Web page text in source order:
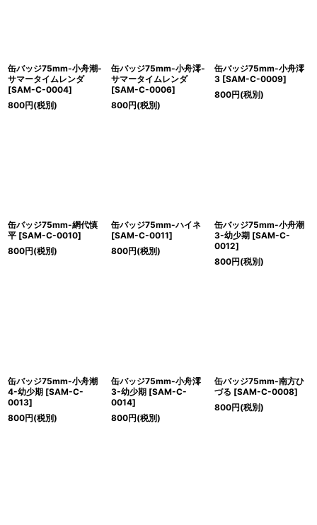
缶バッジ75mm-小舟潮-
サマータイムレンダ
[SAM-C-0004]
800円(税別)
缶バッジ75mm-小舟澪-
サマータイムレンダ
[SAM-C-0006]
800円(税別)
缶バッジ75mm-小舟澪
3 [SAM-C-0009]
800円(税別)
缶バッジ75mm-網代慎
平 [SAM-C-0010]
800円(税別)
缶バッジ75mm-ハイネ
[SAM-C-0011]
800円(税別)
缶バッジ75mm-小舟潮
3-幼少期 [SAM-C-
0012]
800円(税別)
缶バッジ75mm-小舟潮
4-幼少期 [SAM-C-
0013]
800円(税別)
缶バッジ75mm-小舟澪
3-幼少期 [SAM-C-
0014]
800円(税別)
缶バッジ75mm-南方ひ
づる [SAM-C-0008]
800円(税別)